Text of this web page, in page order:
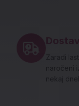
Zaradi
naročeni
nekaj